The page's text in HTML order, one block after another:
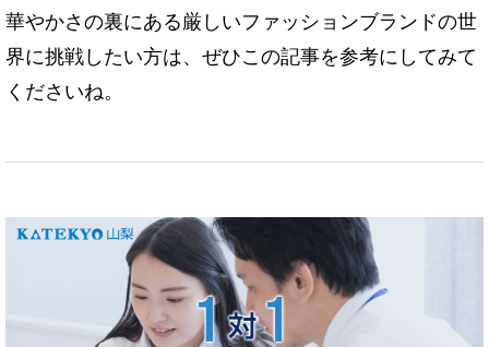
華やかさの裏にある厳しいファッションブランドの世
界に挑戦したい方は、ぜひこの記事を参考にしてみて
くださいね。